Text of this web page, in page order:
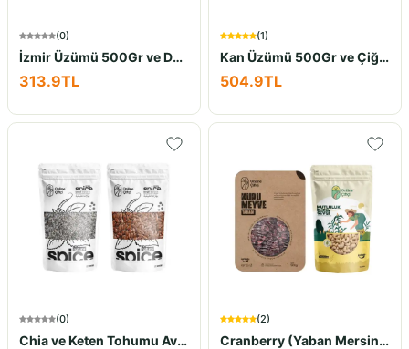
(0)
İzmir Üzümü 500Gr ve Dağlı Sarı Leblebi 5×100Gr İkili Set
313.9TL
(1)
Kan Üzümü 500Gr ve Çiğ Fındık 400Gr İkili Set
504.9TL
(0)
Chia ve Keten Tohumu Avantaj Seti 2x100Gr
(2)
Cranberry (Yaban Mersini) 500Gr ve Çiğ Kaju 400Gr İkili Set